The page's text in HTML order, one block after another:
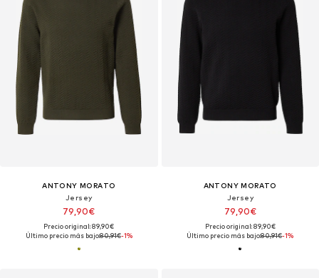
ANTONY MORATO
Jersey
79,90€
Precio original: 89,90€
Último precio más bajo:80,91€-1%
ANTONY MORATO
Jersey
79,90€
Precio original: 89,90€
Último precio más bajo:80,91€-1%